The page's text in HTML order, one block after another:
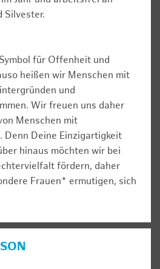
Silvester.
für Offenheit und
heißen wir Menschen mit
und
Wir freuen uns daher
Menschen mit
Denn Deine Einzigartigkeit
hinaus möchten wir bei
fördern, daher
Frauen* ermutigen, sich